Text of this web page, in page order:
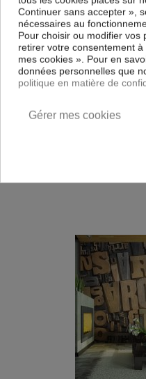
Continuer sans accepter »,
nécessaires au
Pour choisir ou modifier vos
retirer votre consentement
mes cookies ». Pour en
données personnelles que
politique en matière de
Gérer mes cookies